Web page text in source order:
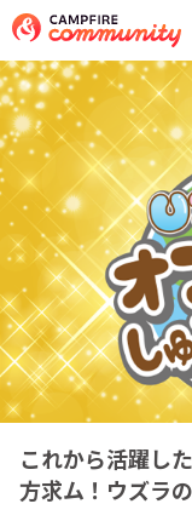
これから活躍し
方求ム！ウズラ